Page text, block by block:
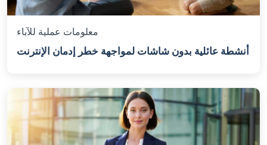
معلومات عملية للآباء
أنشطة عائلية بدون شاشات لمواجهة خطر إدمان الإنترنت